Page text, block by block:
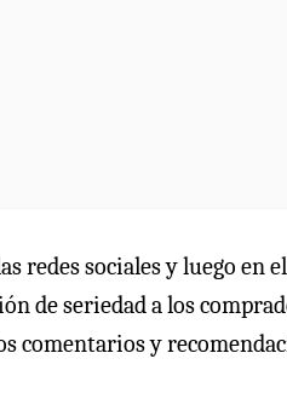
redes sociales y luego en
de seriedad a los
comentarios y